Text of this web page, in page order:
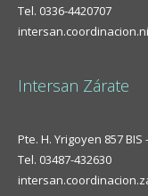
Tel. 0336-4420707
Intersan Zárate
Pte. H. Yrigoyen 857 BIS
Tel. 03487-432630